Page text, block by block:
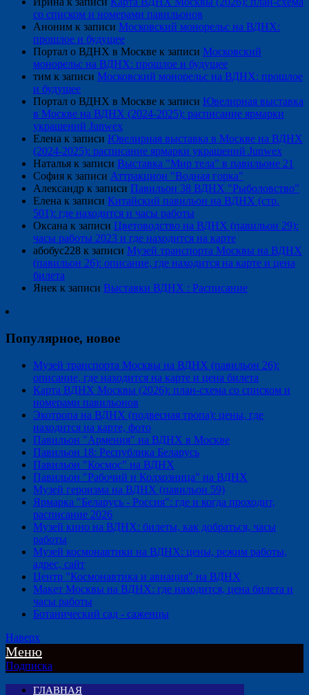
со списком и номерами павильонов
Аноним к записи Московский монорельс на ВДНХ:
прошлое и будущее
Портал о ВДНХ в Москве к записи Московский
монорельс на ВДНХ: прошлое и будущее
тим к записи Московский монорельс на ВДНХ: прошлое
и будущее
Портал о ВДНХ в Москве к записи Ювелирная выставка
в Москве на ВДНХ (2024-2025): расписание ярмарки
украшений Junwex
Елена к записи Ювелирная выставка в Москве на ВДНХ
(2024-2025): расписание ярмарки украшений Junwex
Наталья к записи Выставка "Мир тела" в павильоне 21
София к записи Аттракцион "Водная горка"
Александр к записи Павильон 38 ВДНХ "Рыболовство"
Елена к записи Китайский павильон на ВДНХ (стр.
501): где находится и часы работы
Оксана к записи Цветоводство на ВДНХ (павильон 29):
часы работы 2023 и где находится на карте
абобус228 к записи Музей транспорта Москвы на ВДНХ
(павильон 26): описание, где находится на карте и цена
билета
Янек к записи Выставки ВДНХ : Расписание
Популярное, новое
Музей транспорта Москвы на ВДНХ (павильон 26):
описание, где находится на карте и цена билета
Карта ВДНХ Москвы (2026): план-схема со списком и
номерами павильонов
Экотропа на ВДНХ (подвесная тропа): цены, где
находится на карте, фото
Павильон "Армения" на ВДНХ в Москве
Павильон 18: Республика Беларусь
Павильон "Космос" на ВДНХ
Павильон "Рабочий и Колхозница" на ВДНХ
Музей героизма на ВДНХ (павильон 59)
Ярмарка "Беларусь - Россия": где и когда проходит,
расписание 2026
Музей кино на ВДНХ: билеты, как добраться, часы
работы
Музей космонавтики на ВДНХ: цены, режим работы,
адрес, сайт
Центр "Космонавтика и авиация" на ВДНХ
Макет Москвы на ВДНХ: где находится, цена билета и
часы работы
Ботанический сад - саженцы
Наверх
Меню
Подписка
ГЛАВНАЯ